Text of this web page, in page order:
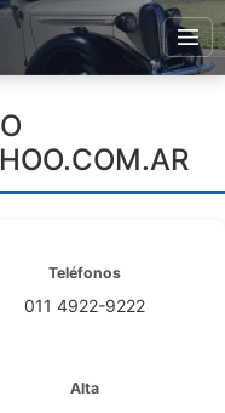
Teléfonos
011 4922-9222
Alta